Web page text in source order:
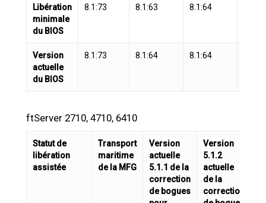
Libération
minimale
du BIOS
8.1:73 8.1:63 8.1:64
Version
actuelle
du BIOS
8.1:73 8.1:64 8.1:64
ftServer 2710, 4710, 6410
Statut de
libération
assistée
Transport
maritime
de la MFG
Version
actuelle
5.1.1 de la
correction
de bogues
Version
5.1.2
actuelle
de la
correction